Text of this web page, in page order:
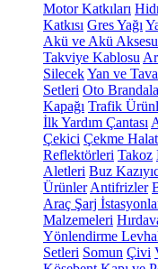
Motor Katkıları
Katkısı Gres Yağı
Akü ve Akü
Takviye Kablosu
SilecekYan ve
Setleri Oto
Kapağı Trafik
İlk Yardım Çantası
Çekici Çekme
Reflektörleri Takoz
Aletleri Buz
Ürünler Antifrizler
Araç Şarj
Malzemeleri
Yönlendirme
Setleri Somun Çivi